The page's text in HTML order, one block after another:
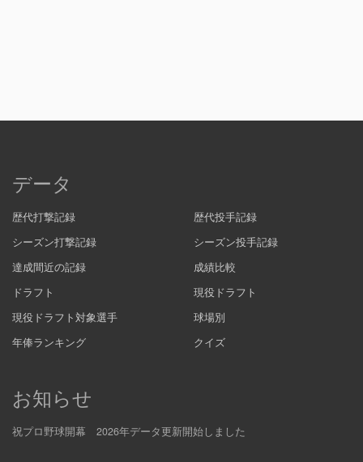
データ
歴代打撃記録
歴代投手記録
シーズン打撃記録
シーズン投手記録
達成間近の記録
成績比較
ドラフト
現役ドラフト
現役ドラフト対象選手
球場別
年俸ランキング
クイズ
お知らせ
祝プロ野球開幕 2026年データ更新開始しました